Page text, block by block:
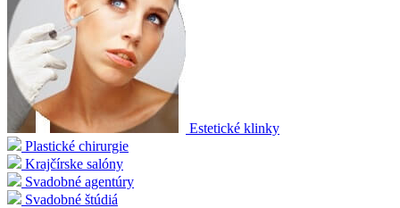
Estetické klinky
Plastické chirurgie
Krajčírske salóny
Svadobné agentúry
Svadobné štúdiá